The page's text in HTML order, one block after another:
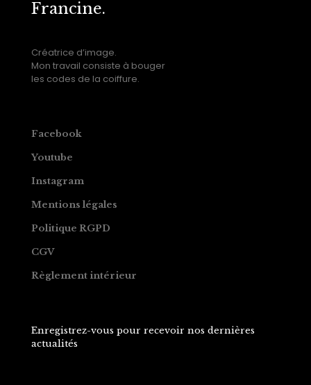
Francine.
Créatrice d’image.
Mon travail consiste à bouger
les codes de la coiffure.
Facebook
Youtube
Instagram
Mentions légales
Politique RGPD
CGV
Règlement intérieur
Enregistrez-vous pour recevoir nos dernières
actualités